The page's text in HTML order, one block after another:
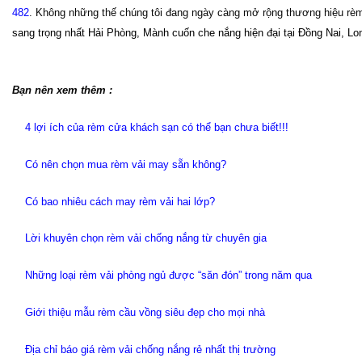
482. Không những thế chúng tôi đang ngày càng mở rộng thương hiệu
sang trọng nhất Hải Phòng, Mành cuốn che nắng hiện đại tại Đồng Nai,
Bạn nên xem thêm :
4 lợi ích của rèm cửa khách sạn có thể bạn chưa biết!!!
Có nên chọn mua rèm vải may sẵn không?
Có bao nhiêu cách may rèm vải hai lớp?
Lời khuyên chọn rèm vải chống nắng từ chuyên gia
Những loại rèm vải phòng ngủ được “săn đón” trong năm qua
Giới thiệu mẫu rèm cầu vồng siêu đẹp cho mọi nhà
Địa chỉ báo giá rèm vải chống nắng rẻ nhất thị trường